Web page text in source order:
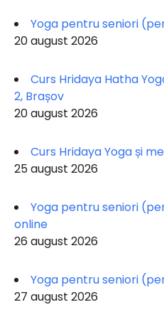
Yoga pentru seniori
20 august 2026
Curs Hridaya Hatha
2, Brașov
20 august 2026
Curs Hridaya Yoga și
25 august 2026
Yoga pentru seniori
online
26 august 2026
Yoga pentru seniori
27 august 2026